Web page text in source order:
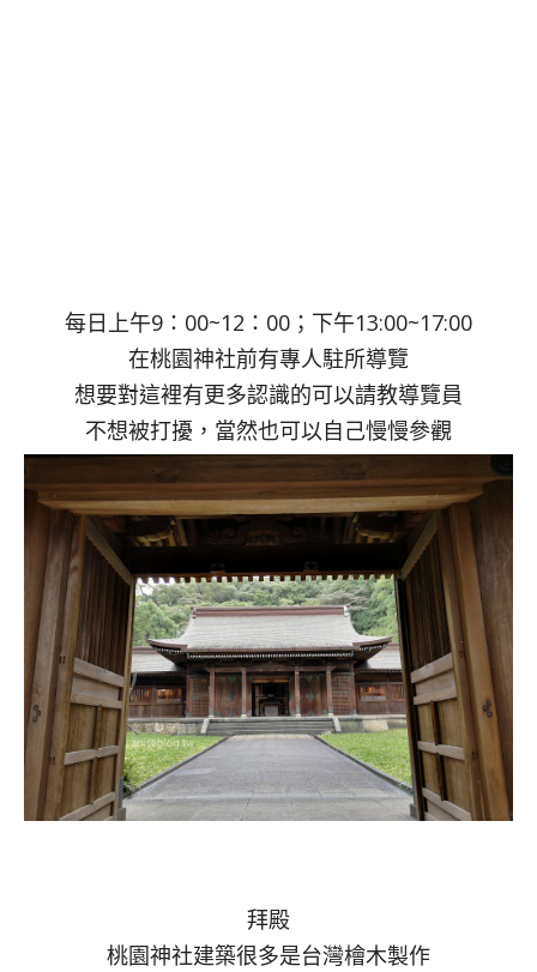
每日上午9：00~12：00；下午13:00~17:00
在桃園神社前有專人駐所導覽
想要對這裡有更多認識的可以請教導覽員
不想被打擾，當然也可以自己慢慢參觀
拜殿
桃園神社建築很多是台灣檜木製作